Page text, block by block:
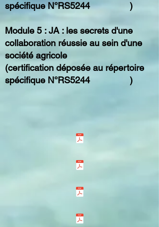
spécifique N°RS5244)
Module 5 : JA : les secrets d'une
collaboration réussie au sein d'une
société agricole
(certification déposée au répertoire
spécifique N°RS5244
)